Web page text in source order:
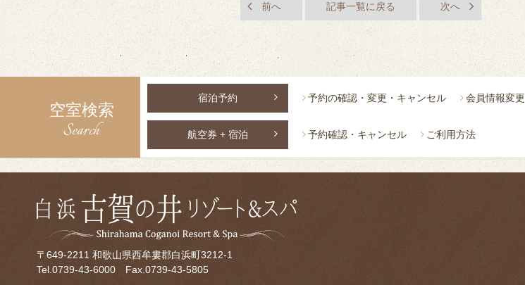
前へ 記事一覧に戻る 次へ
空室検索
Search
宿泊予約 予約の確認・変更・キャンセル 会員情報変更
航空券 + 宿泊 予約確認・キャンセル ご利用方法
〒649-2211 和歌山県西牟婁郡白浜町3212-1
Tel. 0739-43-6000 Fax.0739-43-5805